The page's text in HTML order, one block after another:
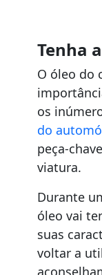
Tenha
O óleo do
os
do
peça-
viatura.
Durante
óleo vai
suas
voltar a